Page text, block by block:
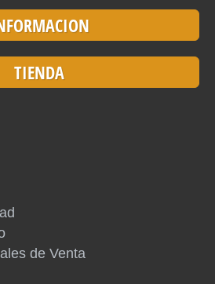
TIENDA
de Venta